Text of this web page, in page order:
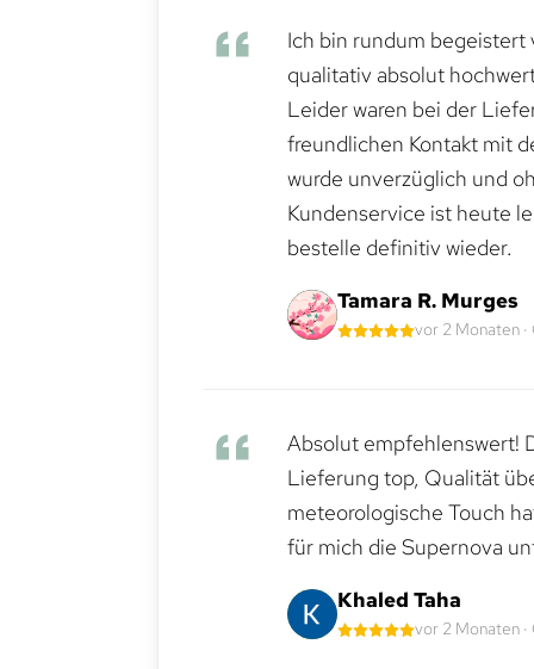
Ich bin rundum
qualitativ absolut
Leider waren bei der
freundlichen Kontakt mit
wurde unverzüglich und
Kundenservice ist heute
bestelle definitiv wieder.
Tamara R. Murges
vor 2 Monaten
Absolut empfehlenswert!
Lieferung top, Qualität
meteorologische Touch
für mich die Supernova
Khaled Taha
vor 2 Monaten